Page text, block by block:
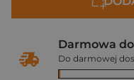
Darmowa
Do darmowej